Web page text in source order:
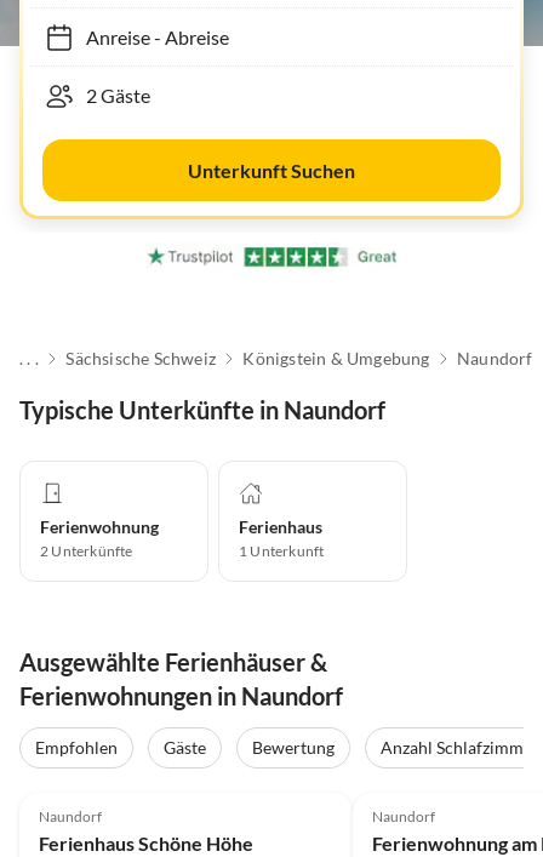
Anreise- Abreise
Unterkunft Suchen
. . . Sächsische Schweiz Königstein & Umgebung Naundorf
Typische Unterkünfte in Naundorf
Ferienwohnung
2 Unterkünfte
Ferienhaus
1 Unterkunft
Ausgewählte Ferienhäuser &
Ferienwohnungen in Naundorf
Empfohlen Gäste Bewertung
Anzahl Schlafzimmer
Naundorf
Ferienhaus Schöne Höhe
Naundorf
Ferienwohnung